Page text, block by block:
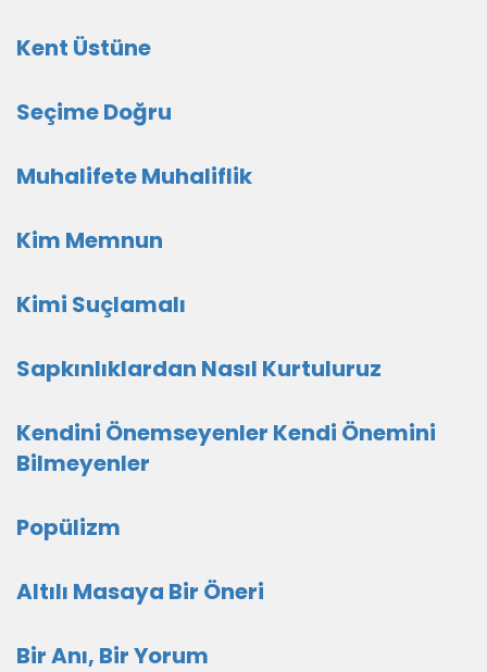
Kent Üstüne
Seçime Doğru
Muhalifete Muhaliflik
Kim Memnun
Kimi Suçlamalı
Sapkınlıklardan Nasıl Kurtuluruz
Kendini Önemseyenler Kendi Önemini
Bilmeyenler
Popülizm
Altılı Masaya Bir Öneri
Bir Anı, Bir Yorum